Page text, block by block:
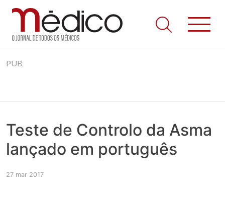
to
Jornal Médico
Médico – O Jornal de Todos os Médicos. Onde as notícias
realmente contam! Tudo o que se passa na Saúde!
PUB
Teste de Controlo da Asma
lançado em português
27 mar 2017